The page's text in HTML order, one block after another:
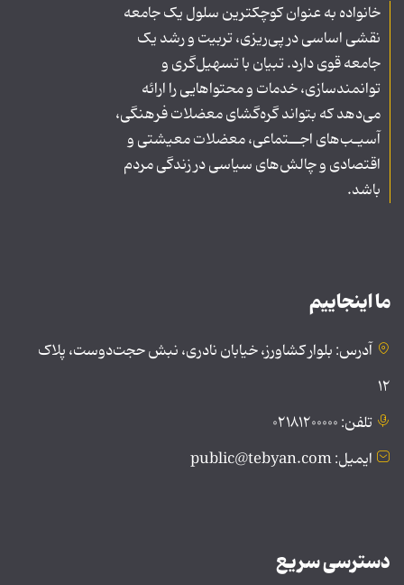
خانواده به عنوان کوچکترین سلول یک جامعه
نقشی اساسی در پی‌ریزی، تربیت و رشد یک
جامعه قوی دارد. تبیان با تسهیل‌گری و
توانمندسازی، خدمات و محتواهایی را ارائه
می‌دهد که بتواند گره‌گشای معضلات فرهنگی،
آسیـب‌های اجــتماعی، معضلات معیشتی و
اقتصادی و چالش‌های سیاسی در زندگی مردم
باشد.
ما اینجاییم
آدرس: بلوار کشاورز، خیابان نادری، نبش حجت‌دوست، پلاک
۱۲
تلفن: ۰۲۱۸۱۲۰۰۰۰۰
ایمیل: public@tebyan.com
دسترسی سریع